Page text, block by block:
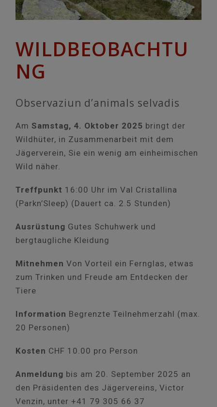
WILDBEOBACHTU
NG
Observaziun d’animals selvadis
AmSamstag, 4. Oktober 2025 bringt der
Wildhüter, in Zusammenarbeit mit dem
Jägerverein, Sie ein wenig am einheimischen
Wild näher.
Treffpunkt 16:00 Uhr im Val Cristallina
(Parkn’Sleep) (Dauert ca. 2.5 Stunden)
Ausrüstung Gutes Schuhwerk und
bergtaugliche Kleidung
Mitnehmen Von Vorteil ein Fernglas, etwas
zum Trinken und Freude am Entdecken der
Tiere
Information Begrenzte Teilnehmerzahl (max.
20 Personen)
Kosten CHF 10.00 pro Person
Anmeldung bis am 20. September 2025 an
den Präsidenten des Jägervereins, Victor
Venzin, unter +41 79 305 66 37